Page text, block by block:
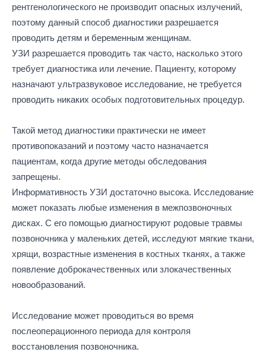
рентгенологического не производит опасных излучений,
поэтому данный способ диагностики разрешается
проводить детям и беременным женщинам.
УЗИ разрешается проводить так часто, насколько этого
требует диагностика или лечение. Пациенту, которому
назначают ультразвуковое исследование, не требуется
проводить никаких особых подготовительных процедур.
Такой метод диагностики практически не имеет
противопоказаний и поэтому часто назначается
пациентам, когда другие методы обследования
запрещены.
Информативность УЗИ достаточно высока. Исследование
может показать любые изменения в межпозвоночных
дисках. С его помощью диагностируют родовые травмы
позвоночника у маленьких детей, исследуют мягкие ткани,
хрящи, возрастные изменения в костных тканях, а также
появление доброкачественных или злокачественных
новообразований.
Исследование может проводиться во время
послеоперационного периода для контроля
восстановления позвоночника.